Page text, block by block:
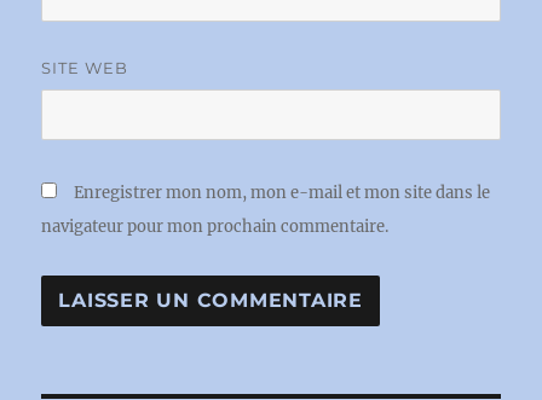
SITE WEB
Enregistrer mon nom, mon e-mail et mon site dans le
navigateur pour mon prochain commentaire.